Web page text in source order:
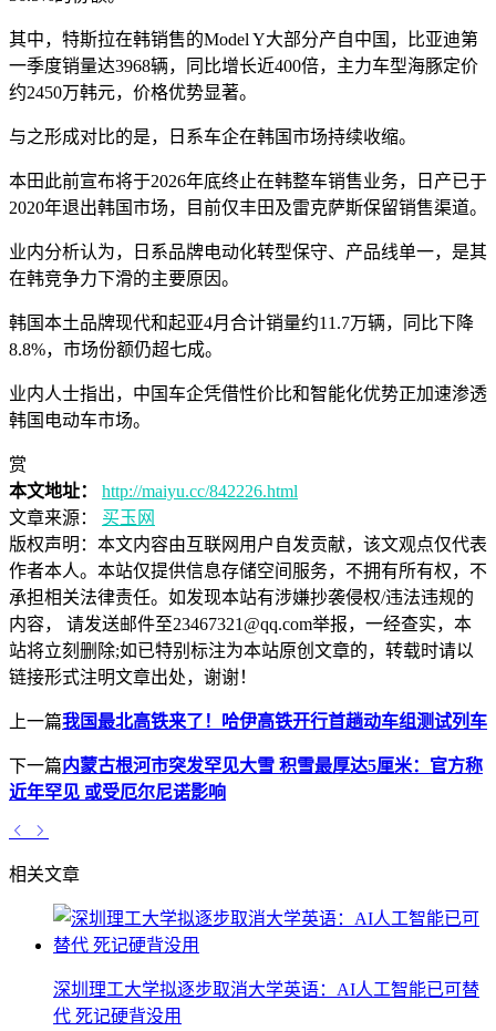
其中，特斯拉在韩销售的Model Y大部分产自中国，比亚迪第
一季度销量达3968辆，同比增长近400倍，主力车型海豚定价
约2450万韩元，价格优势显著。
与之形成对比的是，日系车企在韩国市场持续收缩。
本田此前宣布将于2026年底终止在韩整车销售业务，日产已于
2020年退出韩国市场，目前仅丰田及雷克萨斯保留销售渠道。
业内分析认为，日系品牌电动化转型保守、产品线单一，是其
在韩竞争力下滑的主要原因。
韩国本土品牌现代和起亚4月合计销量约11.7万辆，同比下降
8.8%，市场份额仍超七成。
业内人士指出，中国车企凭借性价比和智能化优势正加速渗透
韩国电动车市场。
赏
本文地址：
http://maiyu.cc/842226.html
文章来源：
买玉网
版权声明： 本文内容由互联网用户自发贡献，该文观点仅代表
作者本人。本站仅提供信息存储空间服务，不拥有所有权，不
承担相关法律责任。如发现本站有涉嫌抄袭侵权/违法违规的
内容， 请发送邮件至23467321@qq.com举报，一经查实，本
站将立刻删除;如已特别标注为本站原创文章的，转载时请以
链接形式注明文章出处，谢谢！
上一篇我国最北高铁来了！哈伊高铁开行首趟动车组测试列车
下一篇内蒙古根河市突发罕见大雪 积雪最厚达5厘米：官方称
近年罕见 或受厄尔尼诺影响
相关文章
深圳理工大学拟逐步取消大学英语：AI人工智能已可替
代 死记硬背没用